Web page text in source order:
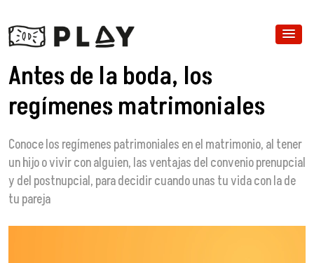
Antes de la boda, los
regímenes matrimoniales
Conoce los regímenes patrimoniales en el matrimonio, al tener
un hijo o vivir con alguien, las ventajas del convenio prenupcial
y del postnupcial, para decidir cuando unas tu vida con la de
tu pareja